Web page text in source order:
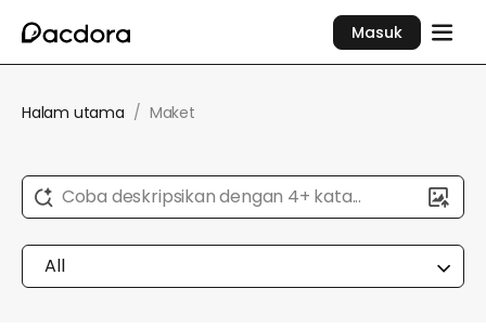
Masuk
Halam utama / Maket
Coba deskripsikan dengan 4+ kata...
All